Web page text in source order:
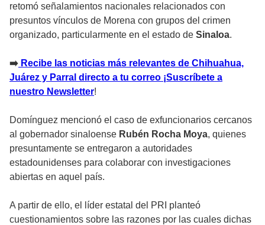
retomó señalamientos nacionales relacionados con
presuntos vínculos de Morena con grupos del crimen
organizado, particularmente en el estado de Sinaloa.
➡️ Recibe las noticias más relevantes de Chihuahua,
Juárez y Parral directo a tu correo ¡Suscríbete a
nuestro Newsletter!
Domínguez mencionó el caso de exfuncionarios cercanos
al gobernador sinaloense Rubén Rocha Moya, quienes
presuntamente se entregaron a autoridades
estadounidenses para colaborar con investigaciones
abiertas en aquel país.
A partir de ello, el líder estatal del PRI planteó
cuestionamientos sobre las razones por las cuales dichas